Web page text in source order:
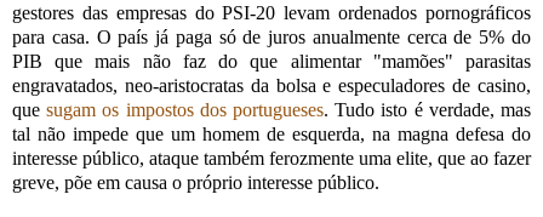
gestores das empresas do PSI-20 levam ordenados pornográficos
para casa. O país já paga só de juros anualmente cerca de 5% do
PIB que mais não faz do que alimentar "mamões" parasitas
engravatados, neo-aristocratas da bolsa e especuladores de casino,
quesugam os impostos dos portugueses. Tudo isto é verdade, mas
tal não impede que um homem de esquerda, na magna defesa do
interesse público, ataque também ferozmente uma elite, que ao fazer
greve, põe em causa o próprio interesse público.